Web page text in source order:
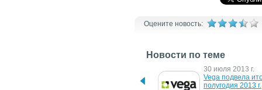
Оцените новость:
Новости по теме
30 июля 2013 г.
Vega подвела
полугодия 2013 г.